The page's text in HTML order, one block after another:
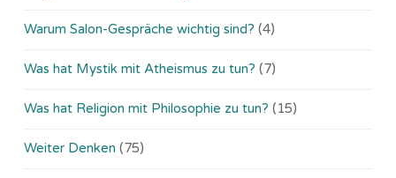
Warum Salon-Gespräche wichtig sind? (4)
Was hat Mystik mit Atheismus zu tun? (7)
Was hat Religion mit Philosophie zu tun? (15)
Weiter Denken (75)